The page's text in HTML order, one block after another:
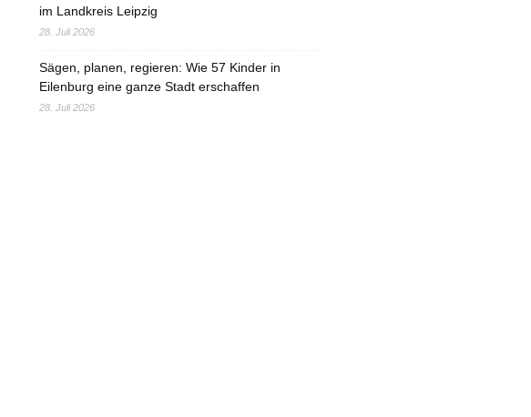
im Landkreis Leipzig
28. Juli 2026
Sägen, planen, regieren: Wie 57 Kinder in
Eilenburg eine ganze Stadt erschaffen
28. Juli 2026